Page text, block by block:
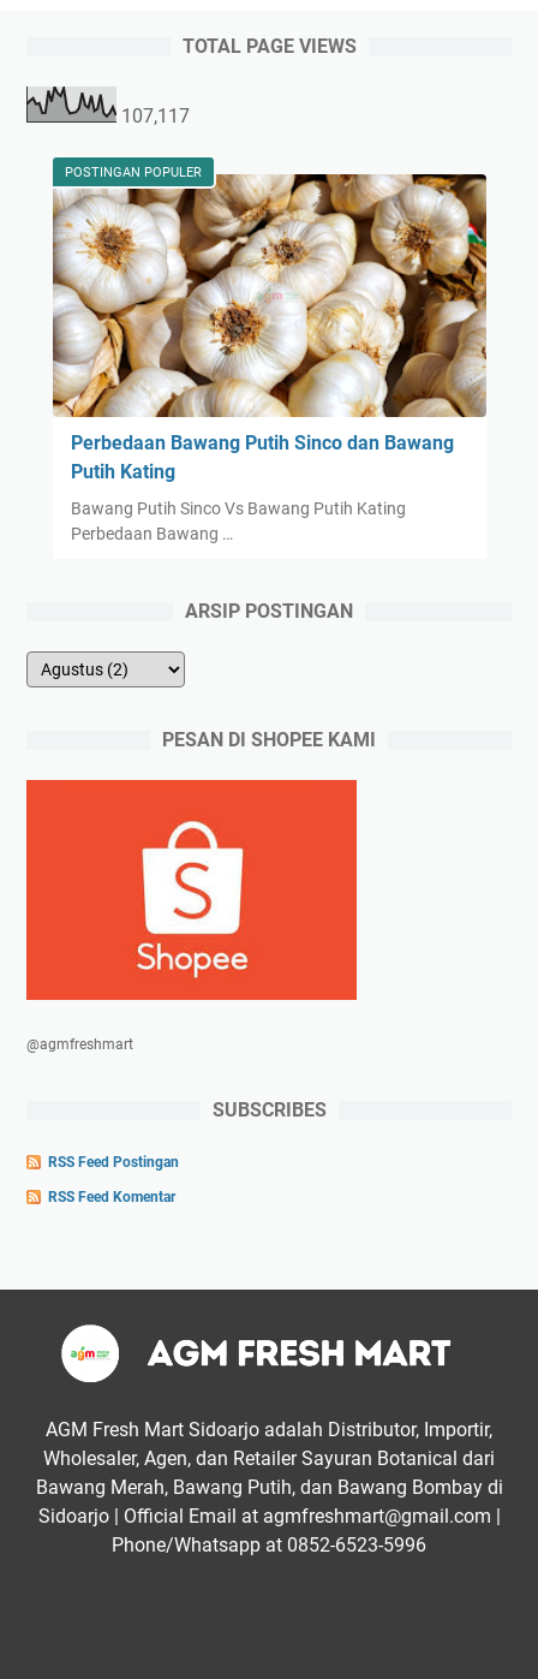
TOTAL PAGE VIEWS
107,117
POSTINGAN POPULER
Perbedaan Bawang Putih Sinco dan Bawang
Putih Kating
Bawang Putih Sinco Vs Bawang Putih Kating
Perbedaan Bawang …
ARSIP POSTINGAN
PESAN DI SHOPEE KAMI
@agmfreshmart
SUBSCRIBES
RSS Feed Postingan
RSS Feed Komentar
AGM Fresh Mart Sidoarjo adalah Distributor, Importir,
Wholesaler, Agen, dan Retailer Sayuran Botanical dari
Bawang Merah, Bawang Putih, dan Bawang Bombay di
Sidoarjo | Official Email at agmfreshmart@gmail.com |
Phone/Whatsapp at 0852-6523-5996